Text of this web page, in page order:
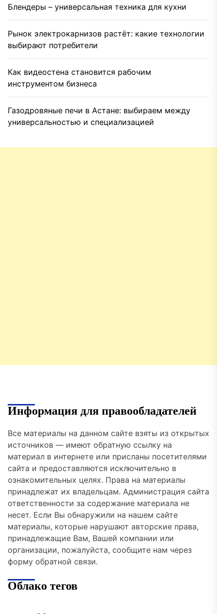
Блендеры – универсальная техника для кухни
Рынок электрокарнизов растёт: какие технологии
выбирают потребители
Как видеостена становится рабочим
инструментом бизнеса
Газодровяные печи в Астане: выбираем между
универсальностью и специализацией
Информация для правообладателей
Все материалы на данном сайте взяты из открытых
источников — имеют обратную ссылку на
материал в интернете или присланы посетителями
сайта и предоставляются исключительно в
ознакомительных целях. Права на материалы
принадлежат их владельцам. Администрация сайта
ответственности за содержание материала не
несет. Если Вы обнаружили на нашем сайте
материалы, которые нарушают авторские права,
принадлежащие Вам, Вашей компании или
организации, пожалуйста, сообщите нам через
форму обратной связи.
Облако тегов